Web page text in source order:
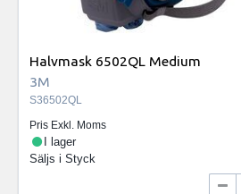
Halvmask 6502QL Medium
3M
S36502QL
Pris Exkl. Moms
I lager
Säljs i Styck